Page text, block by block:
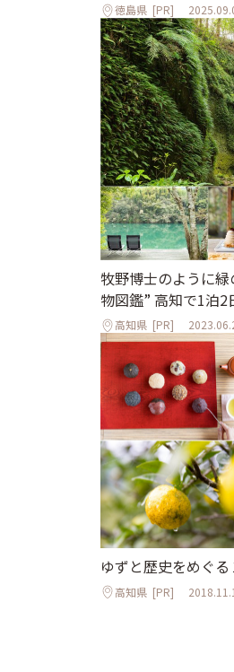
徳島県 [PR]
牧野博士のように
物図鑑” 高知で1泊2
高知県 [PR]
ゆずと歴史をめぐ
高知県 [PR]